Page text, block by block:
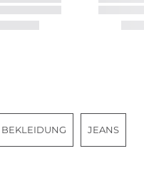
BEKLEIDUNG JEANS